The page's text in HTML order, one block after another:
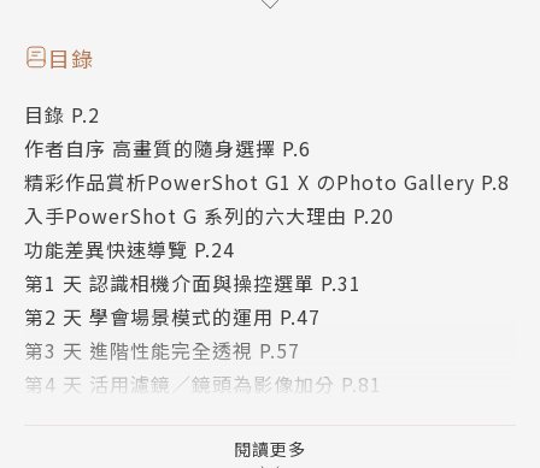
要賣點進行深度探討，讓你只要按圖索驥，就能初步掌
握其個別特性，並順利挑選出符合自己需求的理想機
規劃有7天學習課程外，還提供精彩作品賞析單元，希
望透過循階漸進的分享方式，能幫助讀者快速掌握相機
特性，並順利拍出令人驚豔的影像作品～～還在抱怨照
片水準一般般？本書絕對是你不可錯過的進階寶典。
目錄
目錄 P.2
作者自序 高畫質的隨身選擇 P.6
精彩作品賞析PowerShot G1 X のPhoto Gallery P.8
入手PowerShot G 系列的六大理由 P.20
功能差異快速導覽 P.24
第1 天 認識相機介面與操控選單 P.31
第2 天 學會場景模式的運用 P.47
第3 天 進階性能完全透視 P.57
第4 天 活用濾鏡／鏡頭為影像加分 P.81
第6 天 作品賞析學攝影 P.113
閱讀更多